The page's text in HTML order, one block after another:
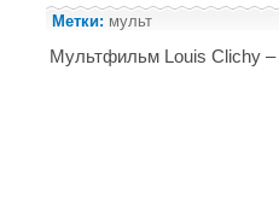
Метки: мульт
Мультфильм Louis Clichy –